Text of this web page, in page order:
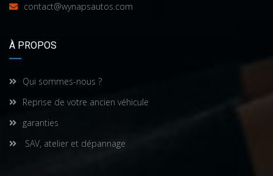
contact@wynapsautos.com
À PROPOS
Qui sommes-nous ?
Reprise de votre ancien véhicule
garanties
SAV, atelier et dépannage